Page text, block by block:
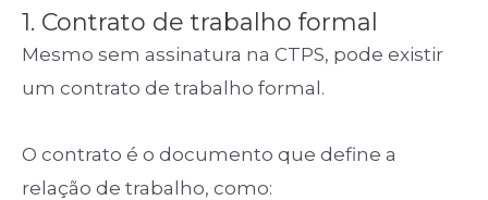
1. Contrato de trabalho formal
Mesmo sem assinatura na CTPS, pode existir
um contrato de trabalho formal.
O contrato é o documento que define a
relação de trabalho, como: